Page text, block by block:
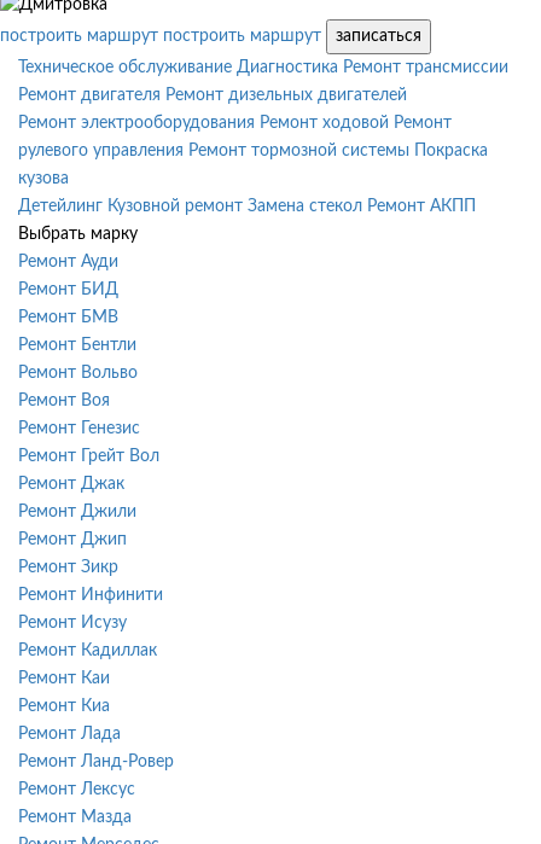
построить маршрут построить маршрут
записаться
Техническое обслуживание Диагностика Ремонт трансмиссии
Ремонт двигателя Ремонт дизельных двигателей
Ремонт электрооборудования Ремонт ходовой Ремонт
рулевого управления Ремонт тормозной системы
Покраска
кузова
Детейлинг Кузовной ремонт Замена стекол Ремонт АКПП
Выбрать марку
Ремонт Ауди
Ремонт БИД
Ремонт БМВ
Ремонт Бентли
Ремонт Вольво
Ремонт Воя
Ремонт Генезис
Ремонт Грейт Вол
Ремонт Джак
Ремонт Джили
Ремонт Джип
Ремонт Зикр
Ремонт Инфинити
Ремонт Исузу
Ремонт Кадиллак
Ремонт Каи
Ремонт Киа
Ремонт Лада
Ремонт Ланд-Ровер
Ремонт Лексус
Ремонт Мазда